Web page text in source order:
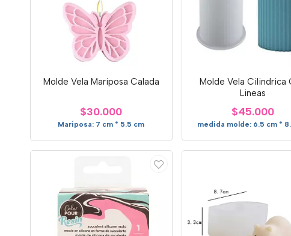
Molde Vela Mariposa Calada
$30.000
Mariposa: 7 cm * 5.5 cm
Molde Vela Cilindrica
Lineas
$45.000
medida molde: 6.5 cm *